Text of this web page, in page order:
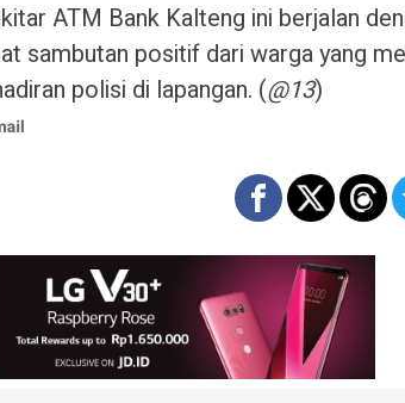
ATM Bank Kalteng ini berjalan
sambutan positif dari warga yang
polisi di lapangan. (@13)